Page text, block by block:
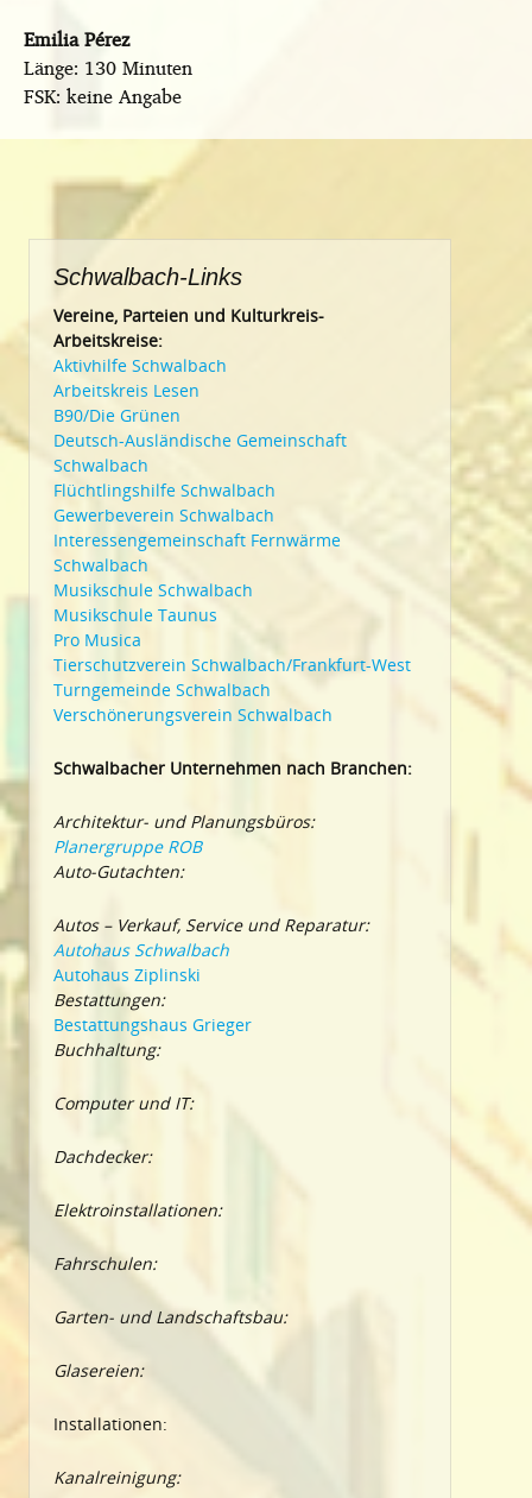
Emilia Pérez
Länge: 130 Minuten
FSK: keine Angabe
Schwalbach-Links
Vereine, Parteien und Kulturkreis-
Arbeitskreise:
Aktivhilfe Schwalbach
Arbeitskreis Lesen
B90/Die Grünen
Deutsch-Ausländische Gemeinschaft
Schwalbach
Flüchtlingshilfe Schwalbach
Gewerbeverein Schwalbach
Interessengemeinschaft Fernwärme
Schwalbach
Musikschule Schwalbach
Musikschule Taunus
Pro Musica
Tierschutzverein Schwalbach/Frankfurt-West
Turngemeinde Schwalbach
Verschönerungsverein Schwalbach
Schwalbacher Unternehmen nach Branchen:
Architektur- und Planungsbüros:
Planergruppe ROB
Auto-Gutachten:
Autos – Verkauf, Service und Reparatur:
Autohaus Schwalbach
Autohaus Ziplinski
Bestattungen:
Bestattungshaus Grieger
Buchhaltung:
Computer und IT:
Dachdecker:
Elektroinstallationen:
Fahrschulen:
Garten- und Landschaftsbau:
Glasereien:
Installationen:
Kanalreinigung: